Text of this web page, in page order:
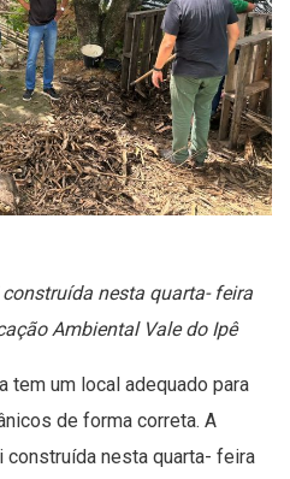
nesta quarta- feira
Ambiental Vale do Ipê
tem um local adequado para
de forma correta. A
nesta quarta- feira